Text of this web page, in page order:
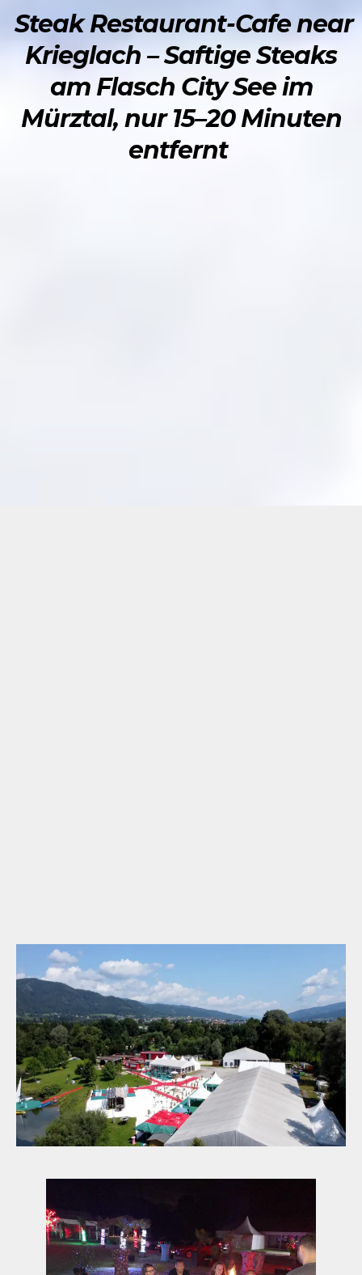
Steak Restaurant-Cafe near
Krieglach – Saftige Steaks
am Flasch City See im
Mürztal, nur 15–20 Minuten
entfernt